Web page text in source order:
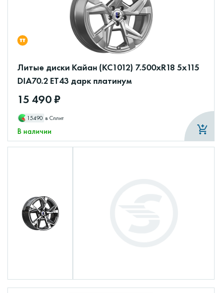
Литые диски Кайан (КС1012) 7.500xR18 5x115
DIA70.2 ET43 дарк платинум
15 490 ₽
15490 в Сплит
В наличии